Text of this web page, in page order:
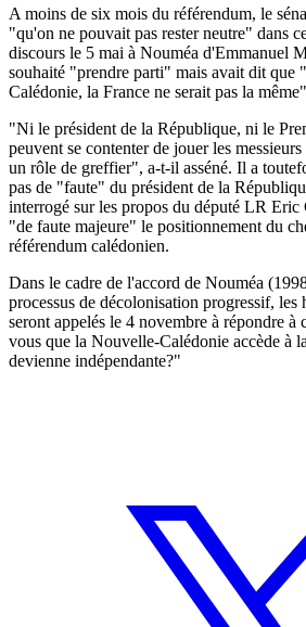
A moins de six mois du référendum, le
"qu'on ne pouvait pas rester neutre" dans
discours le 5 mai à Nouméa d'Emmanuel
souhaité "prendre parti" mais avait dit que
Calédonie, la France ne serait pas la
"Ni le président de la République, ni le
peuvent se contenter de jouer les
un rôle de greffier", a-t-il asséné. Il a
pas de "faute" du président de la
interrogé sur les propos du député LR
"de faute majeure" le positionnement du
référendum calédonien.
Dans le cadre de l'accord de Nouméa
processus de décolonisation progressif, les
seront appelés le 4 novembre à répondre à
vous que la Nouvelle-Calédonie accède à
devienne indépendante?"